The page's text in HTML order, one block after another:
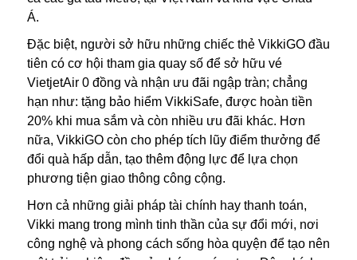
Á.
Đặc biệt, người sở hữu những chiếc thẻ VikkiGO đầu
tiên có cơ hội tham gia quay số để sở hữu vé
VietjetAir 0 đồng và nhận ưu đãi ngập tràn; chẳng
hạn như: tặng bảo hiểm VikkiSafe, được hoàn tiền
20% khi mua sắm và còn nhiều ưu đãi khác. Hơn
nữa, VikkiGO còn cho phép tích lũy điểm thưởng để
đổi quà hấp dẫn, tạo thêm động lực để lựa chọn
phương tiện giao thông công cộng.
Hơn cả những giải pháp tài chính hay thanh toán,
Vikki mang trong mình tinh thần của sự đổi mới, nơi
công nghệ và phong cách sống hòa quyện để tạo nên